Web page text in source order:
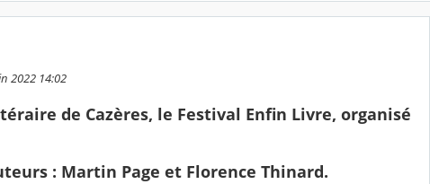
2022 14:02
de Cazères, le Festival Enfin Livre, organisé
: Martin Page et Florence Thinard.